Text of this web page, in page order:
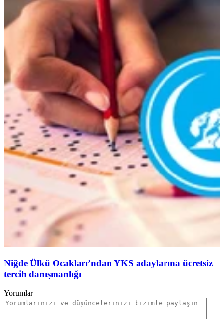
Niğde Ülkü Ocakları’ndan YKS adaylarına ücretsiz
tercih danışmanlığı
Yorumlar